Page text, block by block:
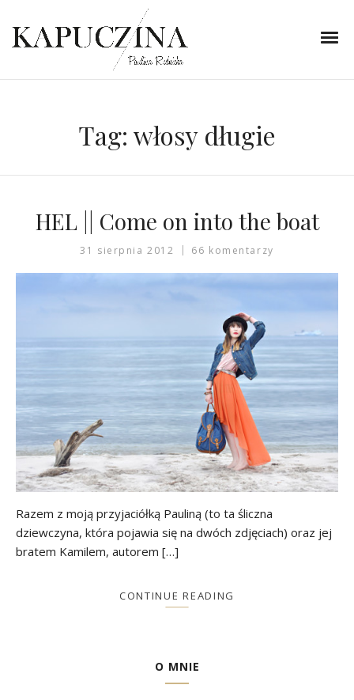
Tag: włosy długie
HEL || Come on into the boat
31 sierpnia 2012 66 komentarzy
Razem z moją przyjaciółką Pauliną (to ta śliczna
dziewczyna, która pojawia się na dwóch zdjęciach) oraz jej
bratem Kamilem, autorem […]
CONTINUE READING
O MNIE